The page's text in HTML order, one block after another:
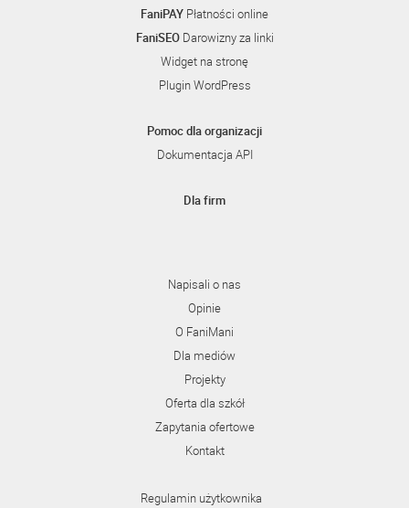
FaniPAY Płatności online
FaniSEODarowizny za linki
Widget na stronę
Plugin WordPress
Pomoc dla organizacji
Dokumentacja API
Dla firm
Napisali o nas
Opinie
O FaniMani
Dla mediów
Projekty
Oferta dla szkół
Zapytania ofertowe
Kontakt
Regulamin użytkownika